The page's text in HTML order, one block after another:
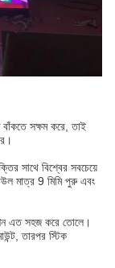
বাঁকতে সক্ষম করে, তাই
সাথে বিশ্বের সবচেয়ে
মাত্র 9 মিমি পুরু এবং
এত সহজ করে তোলে।
তারপর স্টিক